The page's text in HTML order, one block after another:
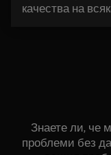
качества на
Знаете ли, че
проблеми без